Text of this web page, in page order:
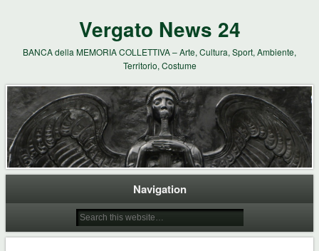
Vergato News 24
BANCA della MEMORIA COLLETTIVA – Arte, Cultura, Sport, Ambiente,
Territorio, Costume
Navigation